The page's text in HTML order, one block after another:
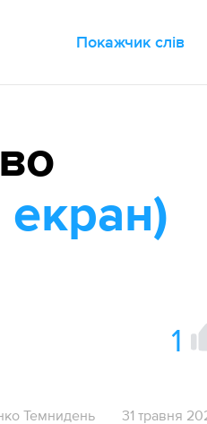
Покажчик слів
екран)
1
Темнидень 31 травня